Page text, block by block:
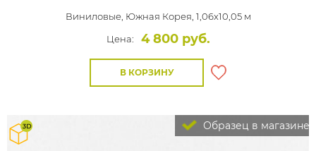
Виниловые, Южная Корея, 1,06x10,05 м
Цена:
4 800 руб.
В КОРЗИНУ
Образец в магазине